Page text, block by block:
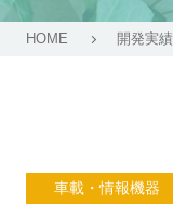
HOME 開発実績
車載・情報機器